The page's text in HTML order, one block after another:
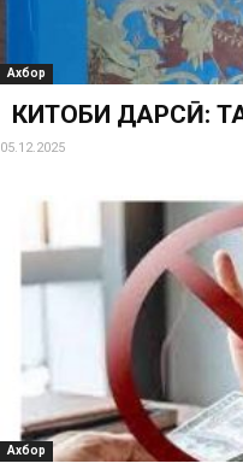
Ахбор
КИТОБИ ДАРСӢ:
05.12.2025
Ахбор